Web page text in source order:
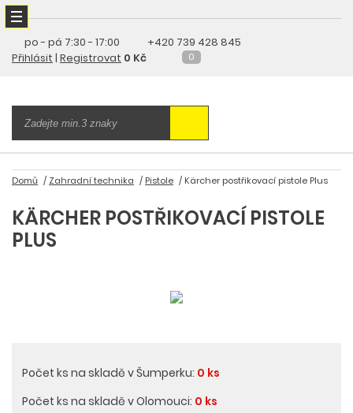
po - pá 7:30 - 17:00
+420 739 428 845
Přihlásit | Registrovat 0 Kč 0
Domů Zahradní technika Pistole Kärcher postřikovací pistole Plus
KÄRCHER POSTŘIKOVACÍ PISTOLE
PLUS
Počet ks na skladě v Šumperku: 0 ks
Počet ks na skladě v Olomouci: 0 ks